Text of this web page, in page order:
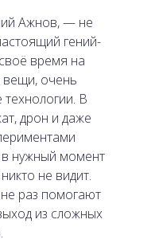
Ажнов, — не
гений-
время на
вещи, очень
В
дрон и даже
в нужный момент
не видит.
раз помогают
из сложных